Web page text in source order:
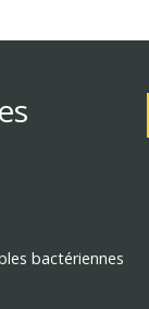
bactériennes